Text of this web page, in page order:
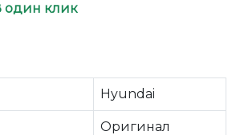
один клик
Hyundai
Оригинал